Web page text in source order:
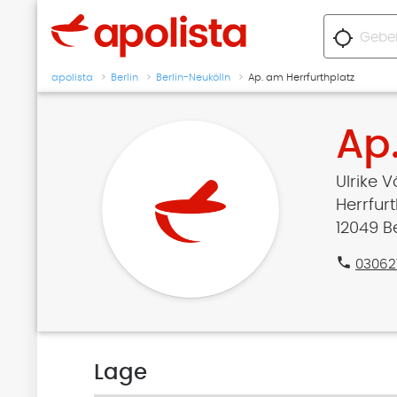
location_searching
apolista Berlin Berlin-Neukölln Ap. am Herrfurthplatz
Ulrike
12049
phone
Lage